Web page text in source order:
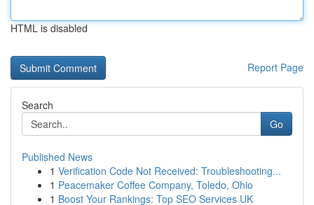
HTML is disabled
Report Page
Search
Go
Published News
1 Verification Code Not Received: Troubleshooting...
1 Peacemaker Coffee Company, Toledo, Ohio
1 Boost Your Rankings: Top SEO Services UK